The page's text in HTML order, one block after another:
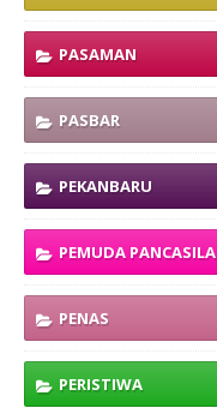
PASAMAN
PASBAR
PEKANBARU
PEMUDA PANCASILA
PENAS
PERISTIWA